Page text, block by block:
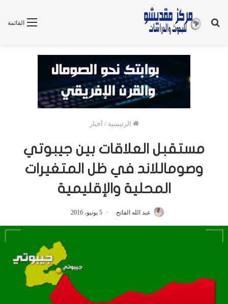
القائمة
بحث
الرئيسية / أخبار
مستقبل العلاقات بين جيبوتي
وصوماللاند في ظل المتغيرات
المحلية والإقليمية
عبد الله الفاتح 5 يونيو، 2016